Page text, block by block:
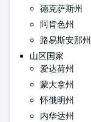
德克萨斯州
阿肯色州
路易斯安那州
山区国家
爱达荷州
蒙大拿州
怀俄明州
内华达州